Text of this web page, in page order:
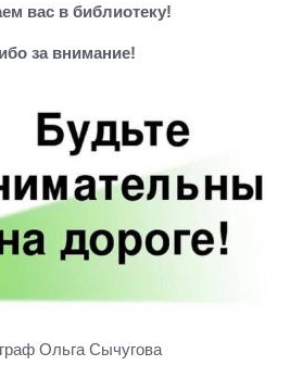
вас в библиотеку!
за внимание!
Ольга Сычугова